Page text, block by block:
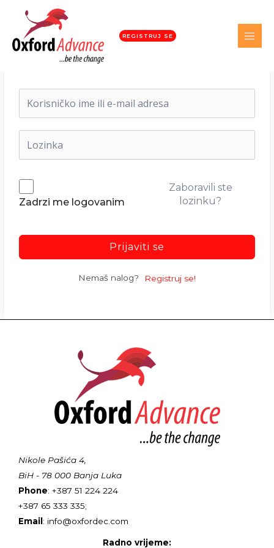
REGISTRUJ SE
Dobrodošli nazad!
Zadrzi me logovanim
Zaboravili ste
lozinku?
Prijaviti se
Nemaš nalog? Registruj se!
Nikole Pašića 4,
BiH - 78 000 Banja Luka
Phone: +387 51 224 224
+387 65 333 335;
Email: info@oxfordec.com
Radno vrijeme: